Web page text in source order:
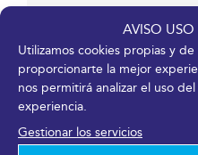
AVISO
Utilizamos cookies propias y
proporcionarte la mejor
nos permitirá analizar el uso
experiencia.
Gestionar los servicios
Facebook